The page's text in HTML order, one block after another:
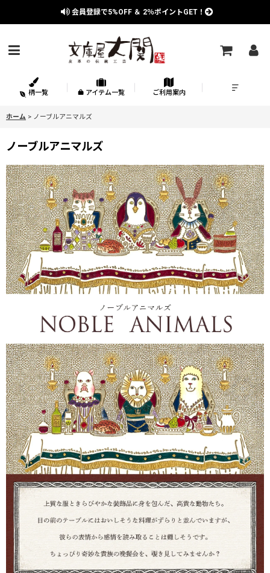
会員登録で5%OFF ＆ 2％ポイントGET！
柄一覧 アイテム一覧 ご利用案内
ホーム > ノーブルアニマルズ
ノーブルアニマルズ